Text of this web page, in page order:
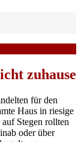
zuhause
für den
Haus in riesige
Stegen rollten
oder über